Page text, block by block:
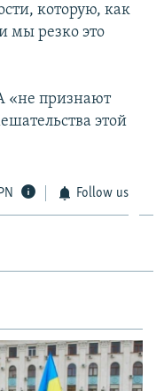
которую, как
мы резко это
«не признают
этой
Follow us